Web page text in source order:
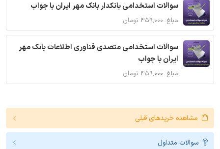
سوالات استخدامی بانکدار بانک مهر ایران با جواب
مبلغ: ۴۵۹,۰۰۰ تومان
سوالات استخدامی متصدی فناوری اطلاعات بانک مهر
ایران با جواب
مبلغ: ۴۵۹,۰۰۰ تومان
مشاهده خریدهای قبلی
سوالات متداول